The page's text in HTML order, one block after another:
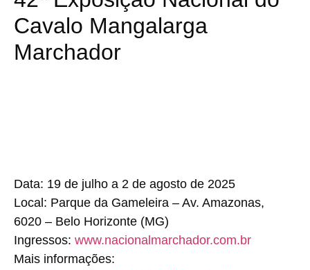
Cavalo Mangalarga
Marchador
Data: 19 de julho a 2 de agosto de 2025
Local: Parque da Gameleira – Av. Amazonas,
6020 – Belo Horizonte (MG)
Ingressos: www.nacionalmarchador.com.br
Mais informações: